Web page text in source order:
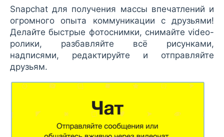
Snapchat для получения массы впечатлений и
огромного опыта коммуникации с друзьями!
Делайте быстрые фотоснимки, снимайте video-
ролики, разбавляйте всё рисунками,
надписями, редактируйте и отправляйте
друзьям.